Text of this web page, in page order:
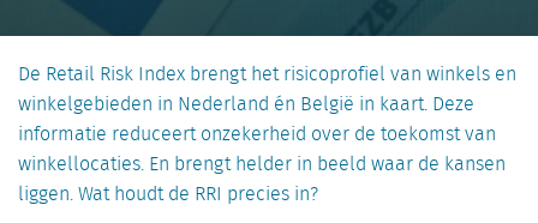
De Retail Risk Index brengt het risicoprofiel van winkels en
winkelgebieden in Nederland én België in kaart. Deze
informatie reduceert onzekerheid over de toekomst van
winkellocaties. En brengt helder in beeld waar de kansen
liggen. Wat houdt de RRI precies in?